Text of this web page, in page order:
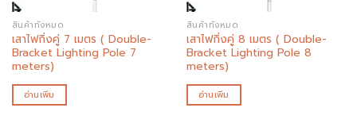
สินค้าทั้งหมด
เสาไฟกิ่งคู่ 7 เมตร ( Double-
Bracket Lighting Pole 7
meters)
อ่านเพิ่ม
สินค้าทั้งหมด
เสาไฟกิ่งคู่ 8 เมตร ( Double-
Bracket Lighting Pole 8
meters)
อ่านเพิ่ม